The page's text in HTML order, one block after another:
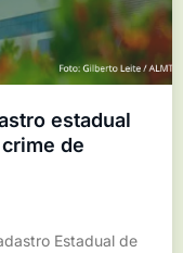
estadual
de
Estadual de